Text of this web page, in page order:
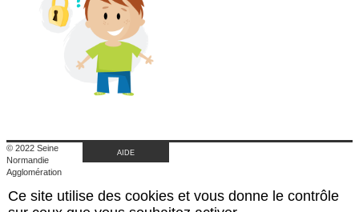
© 2022 Seine
Normandie
Agglomération
Retour au site de
l'agglomération
AIDE
Ce site utilise des cookies et vous donne le contrôle